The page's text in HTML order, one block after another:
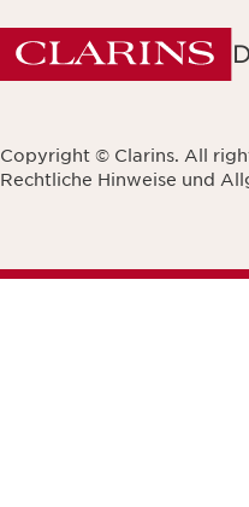
Copyright © Clarins. All
Rechtliche Hinweise und